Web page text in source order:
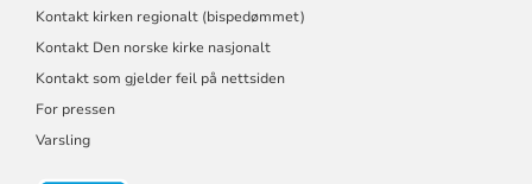
Kontakt kirken regionalt (bispedømmet)
Kontakt Den norske kirke nasjonalt
Kontakt som gjelder feil på nettsiden
For pressen
Varsling